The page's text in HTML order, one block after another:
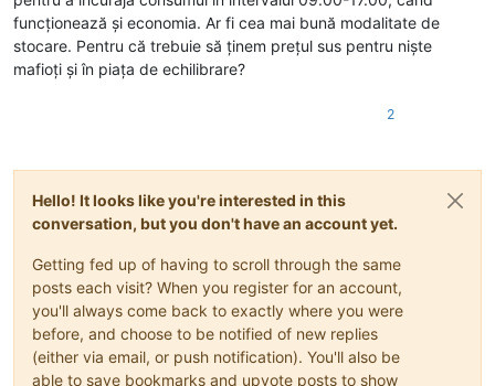
funcționează și economia. Ar fi cea mai bună modalitate de
stocare. Pentru că trebuie să ținem prețul sus pentru niște
mafioți și în piața de echilibrare?
2
Hello! It looks like you're interested in this
conversation, but you don't have an account yet.
Getting fed up of having to scroll through the same
posts each visit? When you register for an account,
you'll always come back to exactly where you were
before, and choose to be notified of new replies
(either via email, or push notification). You'll also be
able to save bookmarks and upvote posts to show